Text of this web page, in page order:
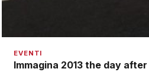
EVENTI
Immagina 2013 the day after